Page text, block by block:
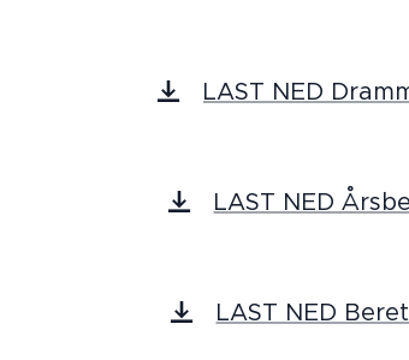
LAST NED
LAST NED
LAST NED